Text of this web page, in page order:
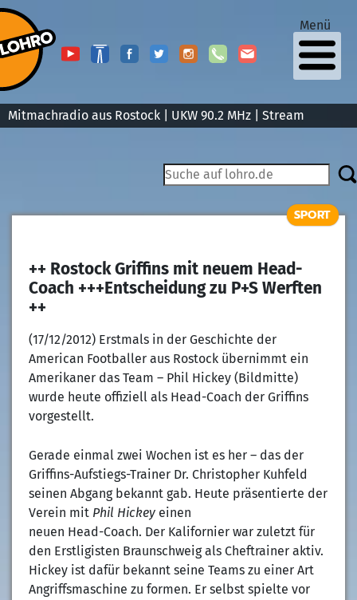
Mitmachradio aus Rostock | UKW 90.2 MHz | Stream
Menü
SPORT
++ Rostock Griffins mit neuem Head-
Coach +++Entscheidung zu P+S Werften
++
(17/12/2012) Erstmals in der Geschichte der
American Footballer aus Rostock übernimmt ein
Amerikaner das Team – Phil Hickey (Bildmitte)
wurde heute offiziell als Head-Coach der Griffins
vorgestellt.
Gerade einmal zwei Wochen ist es her – das der
Griffins-Aufstiegs-Trainer Dr. Christopher Kuhfeld
seinen Abgang bekannt gab. Heute präsentierte der
Verein mit Phil Hickey einen
neuen Head-Coach. Der Kalifornier war zuletzt für
den Erstligisten Braunschweig als Cheftrainer aktiv.
Hickey ist dafür bekannt seine Teams zu einer Art
Angriffsmaschine zu formen. Er selbst spielte vor